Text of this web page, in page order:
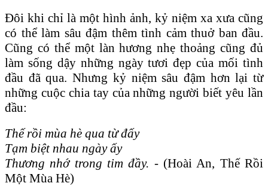
Đôi khi chỉ là một hình ảnh, kỷ niệm xa xưa cũng
có thể làm sâu đậm thêm tình cảm thuở ban đầu.
Cũng có thể một làn hương nhẹ thoảng cũng đủ
làm sống dậy những ngày tươi đẹp của mối tình
đầu đã qua. Nhưng kỷ niệm sâu đậm hơn lại từ
những cuộc chia tay của những người biết yêu lần
đầu:
Thế rồi mùa hè qua từ đấy
Tạm biệt nhau ngày ấy
Thương nhớ trong tim đầy. - (Hoài An, Thế Rồi
Một Mùa Hè)